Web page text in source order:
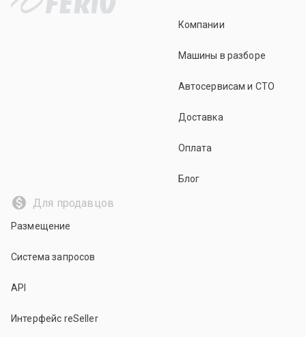
Компании
Машины в разборе
Автосервисам и СТО
Доставка
Оплата
Блог
Для продавцов
Размещение
Система запросов
API
Интерфейс reSeller